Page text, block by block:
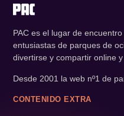
PAC es el lugar de
entusiastas de parques de
divertirse y compartir online y
Desde 2001 la web nº1 de
CONTENIDO EXTRA